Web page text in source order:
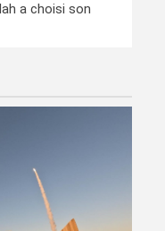
a choisi son